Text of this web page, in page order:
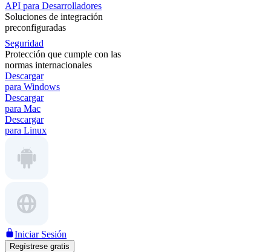
API para Desarrolladores
Soluciones de integración
preconfiguradas
Seguridad
Protección que cumple con las
normas internacionales
Descargar
para Windows
Descargar
para Mac
Descargar
para Linux
Iniciar Sesión
Regístrese gratis